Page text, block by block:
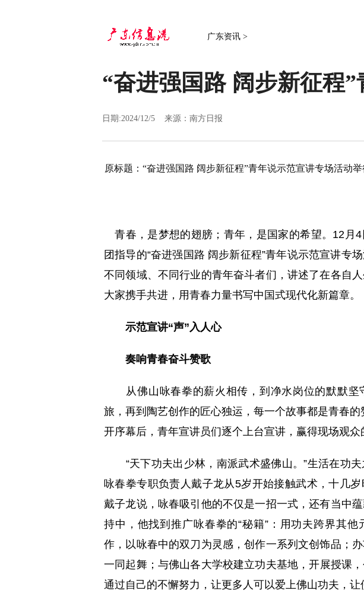
广东资讯 >
“奋进强国路 阔步新征程
日期:2024/12/5 来源： 南方日报
原标题：“奋进强国路 阔步新征程”青年说示范宣讲专场活动
青春，是梦想的翅膀；青年，是国家的希望。12月
团指导的“奋进强国路 阔步新征程”青年说示范宣讲专
不同领域、不同行业的青年奋斗者们，讲述了在各自
大家携手共进，用青春力量书写中国式现代化新篇章。
示范宣讲“声”入人心
奏响青春奋斗赞歌
从佛山咏春拳的薪火相传，到净水岗位的默默坚
旅，再到陶艺创作的匠心独运，每一个故事都是青春的
开序幕后，青年宣讲员们逐个上台宣讲，赢得现场观众
“天下功夫出少林，南派武术盛佛山。”生活在功夫
咏春拳专职负责人戴子龙从5岁开始接触武术，十几岁
戴子龙说，咏春吸引他的不仅是一招一式，还有当中
持中，他找到推广咏春拳的“秘籍”：用功夫跨界其
作，以咏春中的双刀为灵感，创作一系列文创饰品；
一同起舞；与佛山各大学校建立功夫基地，开展授课
通过自己的不懈努力，让更多人可以爱上佛山功夫，让